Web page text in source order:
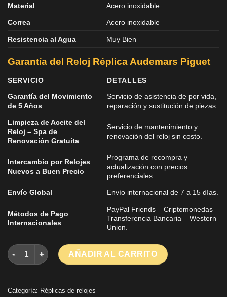
Material Acero inoxidable
Correa Acero inoxidable
Resistencia al Agua Muy Bien
Garantía del Reloj Réplica Audemars Piguet
SERVICIO
DETALLES
Garantía del Movimiento
de 5 Años
Servicio de asistencia de por vida,
reparación y sustitución de piezas.
Limpieza de Aceite del
Reloj – Spa de
Renovación Gratuita
Servicio de mantenimiento y
renovación del reloj sin costo.
Intercambio por Relojes
Nuevos a Buen Precio
Programa de recompra y
actualización con precios
preferenciales.
Envío Global Envío internacional de 7 a 15 días.
Métodos de Pago
Internacionales
PayPal Friends – Criptomonedas –
Transferencia Bancaria – Western
Union.
Réplica Audemars Piguet Royal Oak 26240ST Esfera Verde
AÑADIR AL CARRITO
Categoría: Réplicas de relojes